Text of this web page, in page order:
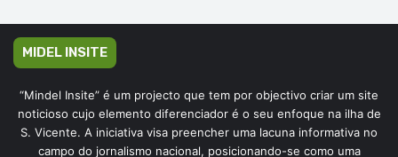
MIDEL INSITE
“Mindel Insite” é um projecto que tem por objectivo criar um site
noticioso cujo elemento diferenciador é o seu enfoque na ilha de
S. Vicente. A iniciativa visa preencher uma lacuna informativa no
campo do jornalismo nacional, posicionando-se como uma